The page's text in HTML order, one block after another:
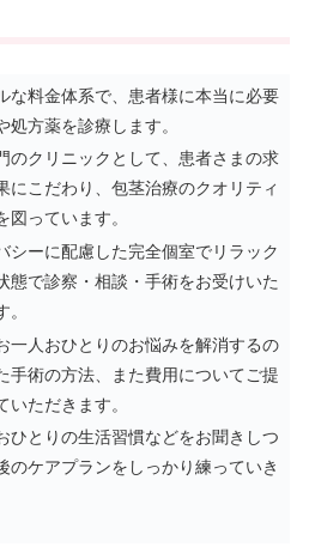
な料⾦体系で、患者様に本当に必要
処⽅薬を診療します。
のクリニックとして、患者さまの求
にこだわり、包茎治療のクオリティ
図っています。
シーに配慮した完全個室でリラック
態で診察・相談・手術をお受けいた
一人おひとりのお悩みを解消するの
手術の方法、また費用についてご提
いただきます。
ひとりの生活習慣などをお聞きしつ
のケアプランをしっかり練っていき